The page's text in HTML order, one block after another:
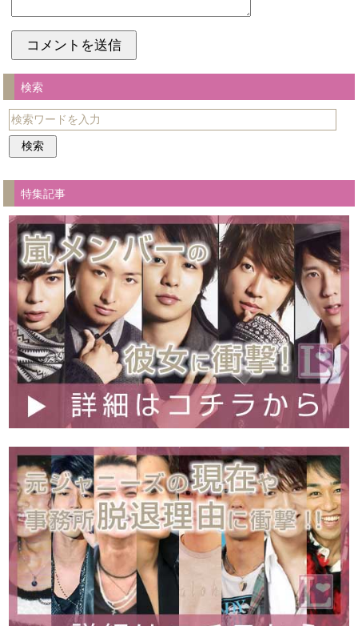
検索
特集記事